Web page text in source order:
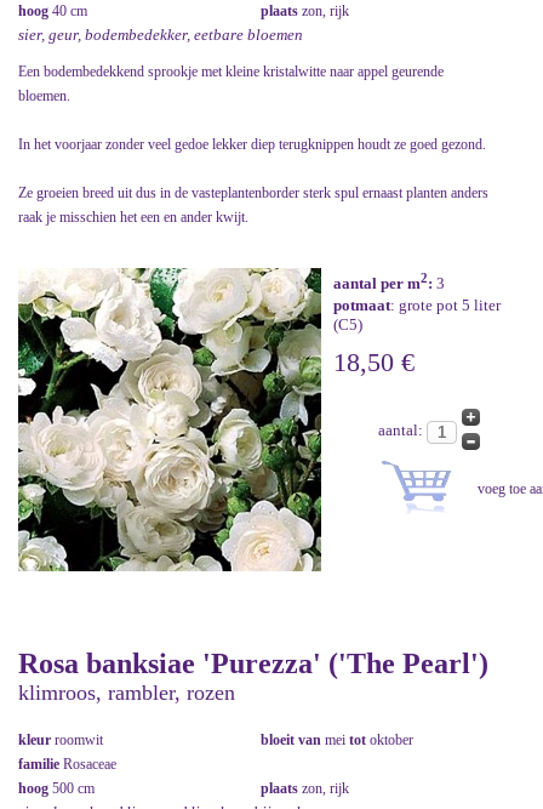
hoog 40 cm plaats zon, rijk
sier, geur, bodembedekker, eetbare bloemen
Een bodembedekkend sprookje met kleine kristalwitte naar appel geurende
bloemen.
In het voorjaar zonder veel gedoe lekker diep terugknippen houdt ze goed gezond.
Ze groeien breed uit dus in de vasteplantenborder sterk spul ernaast planten anders
raak je misschien het een en ander kwijt.
aantal per m2: 3
potmaat: grote pot 5 liter
(C5)
18,50 €
aantal:
Rosa banksiae 'Purezza' ('The Pearl')
klimroos, rambler, rozen
kleur roomwit bloeit van mei tot oktober
familie Rosaceae
hoog 500 cm plaats zon, rijk